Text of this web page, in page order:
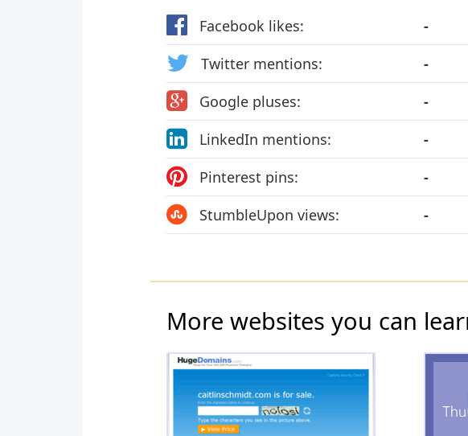
Facebook likes:
-
Twitter mentions:
-
Google pluses:
-
LinkedIn mentions:
-
Pinterest pins:
-
StumbleUpon views:
-
More websites you can